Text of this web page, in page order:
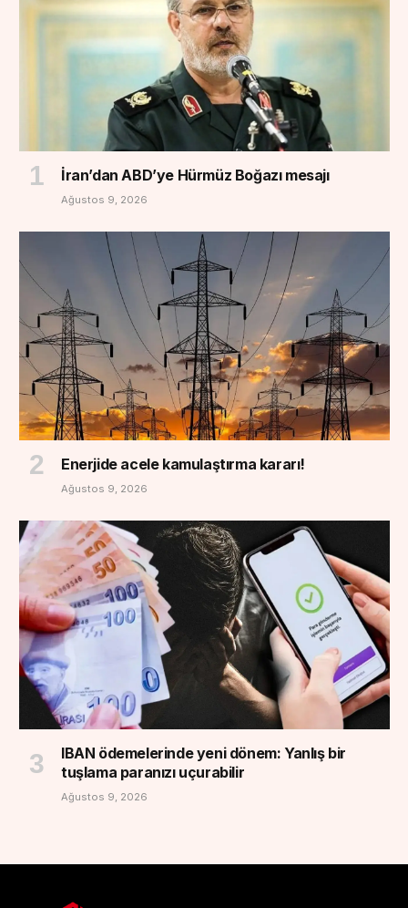
İran’dan ABD’ye Hürmüz Boğazı mesajı
Ağustos 9, 2026
Enerjide acele kamulaştırma kararı!
Ağustos 9, 2026
IBAN ödemelerinde yeni dönem: Yanlış bir
tuşlama paranızı uçurabilir
Ağustos 9, 2026